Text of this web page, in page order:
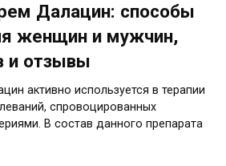
Далацин: способы
женщин и мужчин,
и отзывы
активно используется в терапии
спровоцированных
В состав данного препарата